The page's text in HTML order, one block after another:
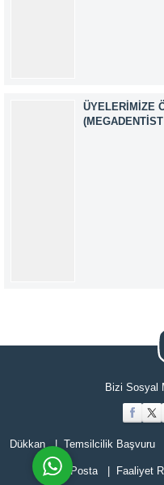
ÜYELERIMIZE
Bizi Sosyal
Dükkan Temsilcilik Başvuru
E-Posta Faaliyet